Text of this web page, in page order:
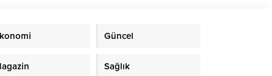
Güncel
Sağlık